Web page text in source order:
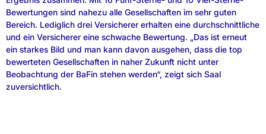
Bewertungen sind nahezu alle Gesellschaften im sehr guten
Bereich. Lediglich drei Versicherer erhalten eine durchschnittliche
und ein Versicherer eine schwache Bewertung. „Das ist erneut
ein starkes Bild und man kann davon ausgehen, dass die top
bewerteten Gesellschaften in naher Zukunft nicht unter
Beobachtung der BaFin stehen werden“, zeigt sich Saal
zuversichtlich.